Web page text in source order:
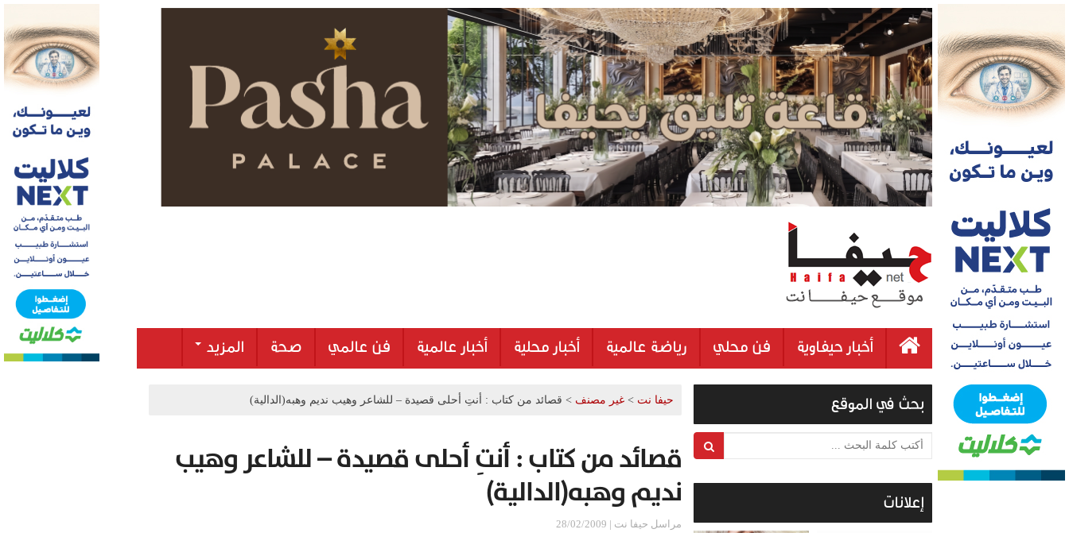
أخبار حيفاوية فن محلي رياضة عالمية أخبار محلية أخبار عالمية فن عالمي صحة المزيد
حيفا نت > غير مصنف > قصائد من كتاب : أنتِ أحلى قصيدة – للشاعر وهيب نديم وهبه(الدالية)
قصائد من كتاب : أنتِ أحلى قصيدة – للشاعر وهيب
نديم وهبه(الدالية)
مراسل حيفا نت | 28/02/2009
بحث في الموقع
أكتب كلمة البحث ...
إعلانات